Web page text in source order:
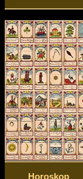
Horoskop